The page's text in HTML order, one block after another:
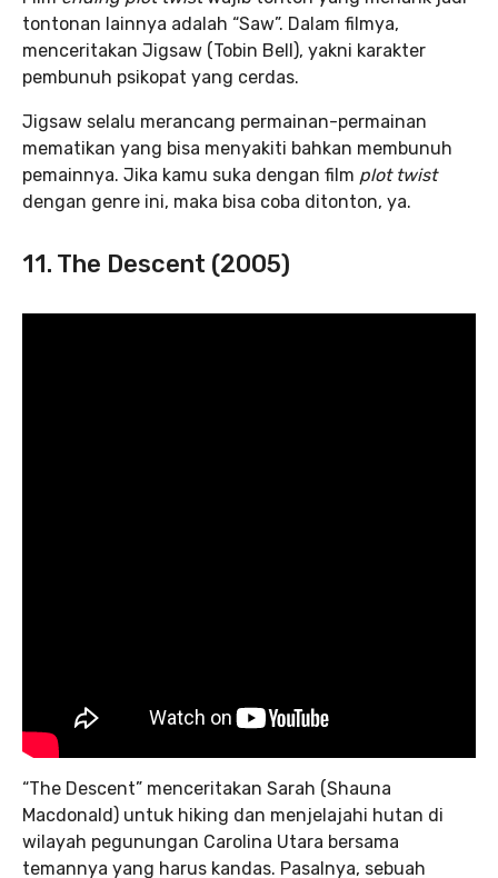
tontonan lainnya adalah “Saw”. Dalam filmya,
menceritakan Jigsaw (Tobin Bell), yakni karakter
pembunuh psikopat yang cerdas.
Jigsaw selalu merancang permainan-permainan
mematikan yang bisa menyakiti bahkan membunuh
pemainnya. Jika kamu suka dengan film plot twist
dengan genre ini, maka bisa coba ditonton, ya.
11. The Descent (2005)
“The Descent” menceritakan Sarah (Shauna
Macdonald) untuk hiking dan menjelajahi hutan di
wilayah pegunungan Carolina Utara bersama
temannya yang harus kandas. Pasalnya, sebuah